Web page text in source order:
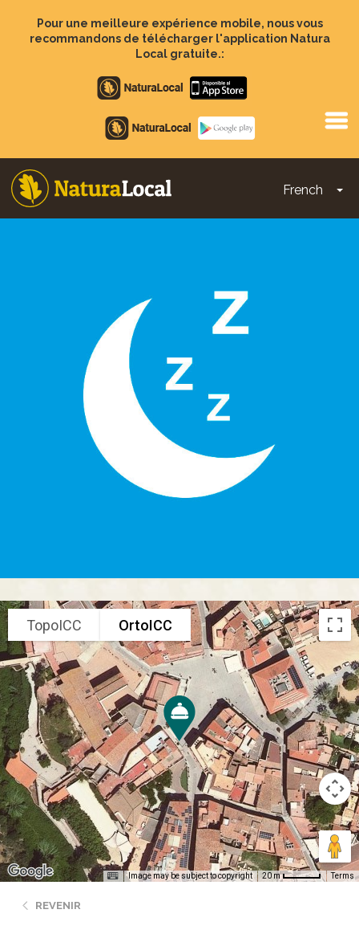
contenu
Pour une meilleure expérience mobile, nous vous
recommandons de télécharger l'application Natura
Local gratuite.:
Apple
store
Google
Play
French
Main
TopoICC OrtoICC
Image may be subject to copyright 20 m Terms
REVENIR